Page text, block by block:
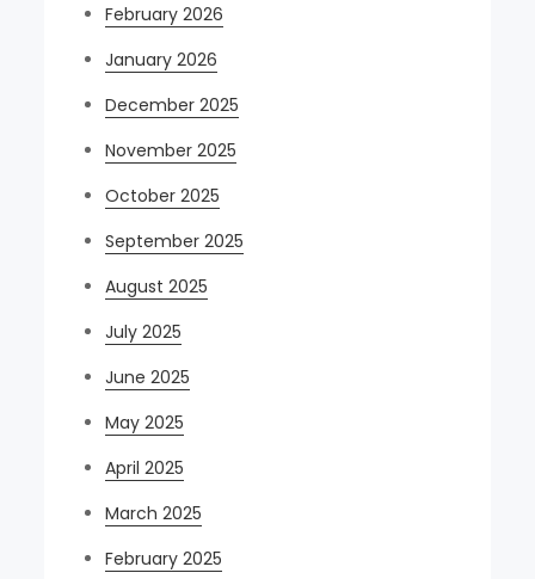
February 2026
January 2026
December 2025
November 2025
October 2025
September 2025
August 2025
July 2025
June 2025
May 2025
April 2025
March 2025
February 2025